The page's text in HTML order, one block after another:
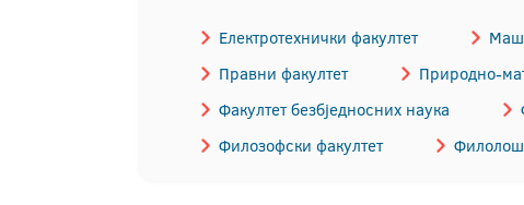
Електротехнички факултет
Правни факултет
Природно-
Факултет безбједносних наука
Филозофски факултет